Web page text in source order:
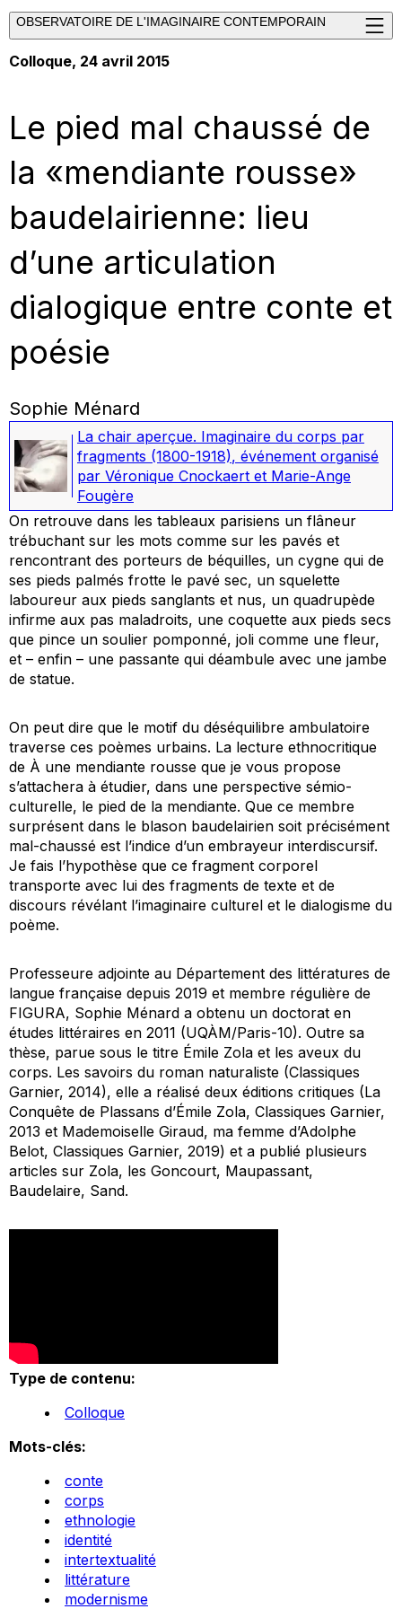
OBSERVATOIRE DE L'IMAGINAIRE CONTEMPORAIN
Colloque, 24 avril 2015
Le pied mal chaussé de
la «mendiante rousse»
baudelairienne: lieu
d’une articulation
dialogique entre conte et
poésie
Sophie Ménard
La chair aperçue. Imaginaire du corps par
fragments (1800-1918), événement organisé
par Véronique Cnockaert et Marie-Ange
Fougère
On retrouve dans les tableaux parisiens un flâneur
trébuchant sur les mots comme sur les pavés et
rencontrant des porteurs de béquilles, un cygne qui de
ses pieds palmés frotte le pavé sec, un squelette
laboureur aux pieds sanglants et nus, un quadrupède
infirme aux pas maladroits, une coquette aux pieds secs
que pince un soulier pomponné, joli comme une fleur,
et – enfin – une passante qui déambule avec une jambe
de statue.
On peut dire que le motif du déséquilibre ambulatoire
traverse ces poèmes urbains. La lecture ethnocritique
de À une mendiante rousse que je vous propose
s’attachera à étudier, dans une perspective sémio-
culturelle, le pied de la mendiante. Que ce membre
surprésent dans le blason baudelairien soit précisément
mal-chaussé est l’indice d’un embrayeur interdiscursif.
Je fais l’hypothèse que ce fragment corporel
transporte avec lui des fragments de texte et de
discours révélant l’imaginaire culturel et le dialogisme du
poème.
Professeure adjointe au Département des littératures de
langue française depuis 2019 et membre régulière de
FIGURA, Sophie Ménard a obtenu un doctorat en
études littéraires en 2011 (UQÀM/Paris-10). Outre sa
thèse, parue sous le titre Émile Zola et les aveux du
corps. Les savoirs du roman naturaliste (Classiques
Garnier, 2014), elle a réalisé deux éditions critiques (La
Conquête de Plassans d’Émile Zola, Classiques Garnier,
2013 et Mademoiselle Giraud, ma femme d’Adolphe
Belot, Classiques Garnier, 2019) et a publié plusieurs
articles sur Zola, les Goncourt, Maupassant,
Baudelaire, Sand.
Type de contenu:
Colloque
Mots-clés:
conte
corps
ethnologie
identité
intertextualité
littérature
modernisme